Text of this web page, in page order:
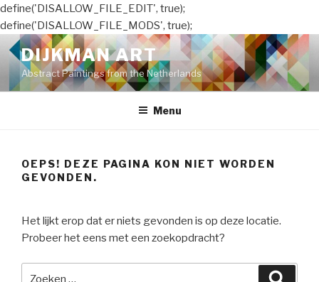
define('DISALLOW_FILE_EDIT', true);
define('DISALLOW_FILE_MODS', true);
Naar
de
inhoud
springen
DIJKMAN ART
Abstract Paintings from the Netherlands
Menu
OEPS! DEZE PAGINA KON NIET WORDEN
GEVONDEN.
Het lijkt erop dat er niets gevonden is op deze locatie.
Probeer het eens met een zoekopdracht?